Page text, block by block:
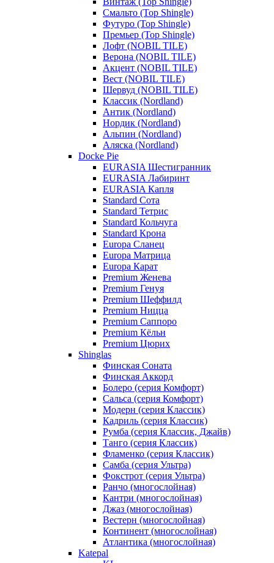
Смальто (Top Shingle)
Футуро (Top Shingle)
Премьер (Top Shingle)
Лофт (NOBIL TILE)
Верона (NOBIL TILE)
Акцент (NOBIL TILE)
Вест (NOBIL TILE)
Шервуд (NOBIL TILE)
Классик (Nordland)
Антик (Nordland)
Нордик (Nordland)
Альпин (Nordland)
Аляска (Nordland)
Docke Pie
EURASIA Шестигранник
EURASIA Лабиринт
EURASIA Капля
Standard Сота
Standard Тетрис
Standard Кольчуга
Standard Крона
Europa Сланец
Europa Матрица
Europa Карат
Premium Женева
Premium Генуя
Premium Шеффилд
Premium Ницца
Premium Саппоро
Premium Кёльн
Premium Цюрих
Shinglas
Финская Соната
Финская Аккорд
Болеро (серия Комфорт)
Сальса (серия Комфорт)
Модерн (серия Классик)
Кадриль (серия Классик)
Румба (серия Классик, Джайв)
Танго (серия Классик)
Фламенко (серия Классик)
Самба (серия Ультра)
Фокстрот (серия Ультра)
Ранчо (многослойная)
Кантри (многослойная)
Джаз (многослойная)
Вестерн (многослойная)
Континент (многослойная)
Атлантика (многослойная)
Katepal